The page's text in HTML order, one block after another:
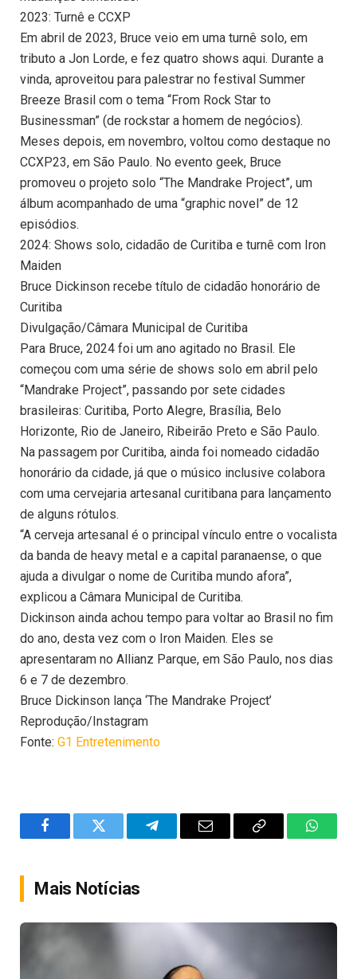
2023: Turnê e CCXP
Em abril de 2023, Bruce veio em uma turnê solo, em
tributo a Jon Lorde, e fez quatro shows aqui. Durante a
vinda, aproveitou para palestrar no festival Summer
Breeze Brasil com o tema “From Rock Star to
Businessman” (de rockstar a homem de negócios).
Meses depois, em novembro, voltou como destaque no
CCXP23, em São Paulo. No evento geek, Bruce
promoveu o projeto solo “The Mandrake Project”, um
álbum acompanhado de uma “graphic novel” de 12
episódios.
2024: Shows solo, cidadão de Curitiba e turnê com Iron
Maiden
Bruce Dickinson recebe título de cidadão honorário de
Curitiba
Divulgação/Câmara Municipal de Curitiba
Para Bruce, 2024 foi um ano agitado no Brasil. Ele
começou com uma série de shows solo em abril pelo
“Mandrake Project”, passando por sete cidades
brasileiras: Curitiba, Porto Alegre, Brasília, Belo
Horizonte, Rio de Janeiro, Ribeirão Preto e São Paulo.
Na passagem por Curitiba, ainda foi nomeado cidadão
honorário da cidade, já que o músico inclusive colabora
com uma cervejaria artesanal curitibana para lançamento
de alguns rótulos.
“A cerveja artesanal é o principal vínculo entre o vocalista
da banda de heavy metal e a capital paranaense, o que
ajuda a divulgar o nome de Curitiba mundo afora”,
explicou a Câmara Municipal de Curitiba.
Dickinson ainda achou tempo para voltar ao Brasil no fim
do ano, desta vez com o Iron Maiden. Eles se
apresentaram no Allianz Parque, em São Paulo, nos dias
6 e 7 de dezembro.
Bruce Dickinson lança ‘The Mandrake Project’
Reprodução/Instagram
Fonte: G1 Entretenimento
FacebookTwitter TelegramEmail
Copy
Mais Notícias